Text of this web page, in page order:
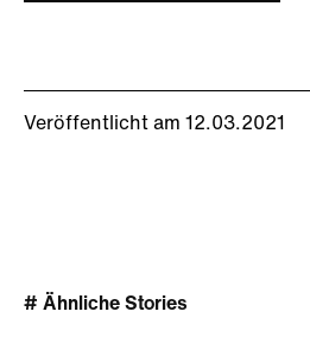
Veröffentlicht am 12.03.2021
# Ähnliche Stories